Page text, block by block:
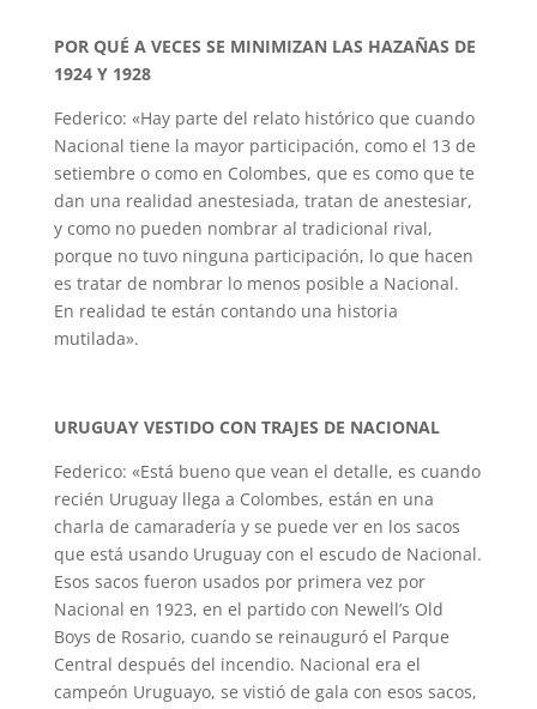
POR QUÉ A VECES SE MINIMIZAN LAS HAZAÑAS DE
1924 Y 1928
Federico: «Hay parte del relato histórico que cuando
Nacional tiene la mayor participación, como el 13 de
setiembre o como en Colombes, que es como que te
dan una realidad anestesiada, tratan de anestesiar,
y como no pueden nombrar al tradicional rival,
porque no tuvo ninguna participación, lo que hacen
es tratar de nombrar lo menos posible a Nacional.
En realidad te están contando una historia
mutilada».
URUGUAY VESTIDO CON TRAJES DE NACIONAL
Federico: «Está bueno que vean el detalle, es cuando
recién Uruguay llega a Colombes, están en una
charla de camaradería y se puede ver en los sacos
que está usando Uruguay con el escudo de Nacional.
Esos sacos fueron usados por primera vez por
Nacional en 1923, en el partido con Newell’s Old
Boys de Rosario, cuando se reinauguró el Parque
Central después del incendio. Nacional era el
campeón Uruguayo, se vistió de gala con esos sacos,